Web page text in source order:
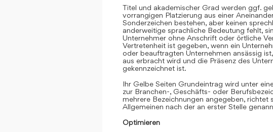
Titel und akademischer Grad werden ggf.
vorrangigen Platzierung aus einer
Sonderzeichen bestehen, aber keinen
anderweitige sprachliche Bedeutung fehlt,
Unternehmer ohne Anschrift oder örtliche
Vertretenheit ist gegeben, wenn ein
oder beauftragten Unternehmen ansässig
aus erbracht wird und die Präsenz des
gekennzeichnet ist.
Ihr Gelbe Seiten Grundeintrag wird unter
zur Branchen-, Geschäfts- oder
mehrere Bezeichnungen angegeben,
Allgemeinen nach der an erster Stelle
Optimieren